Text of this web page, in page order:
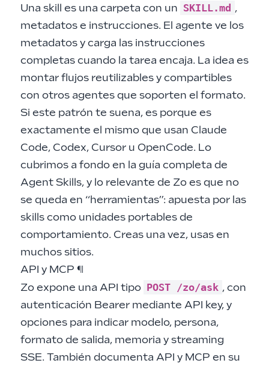
Una skill es una carpeta con un SKILL.md ,
metadatos e instrucciones. El agente ve los
metadatos y carga las instrucciones
completas cuando la tarea encaja. La idea es
montar flujos reutilizables y compartibles
con otros agentes que soporten el formato.
Si este patrón te suena, es porque es
exactamente el mismo que usan Claude
Code, Codex, Cursor u OpenCode. Lo
cubrimos a fondo en la guía completa de
Agent Skills, y lo relevante de Zo es que no
se queda en “herramientas”: apuesta por las
skills como unidades portables de
comportamiento. Creas una vez, usas en
muchos sitios.
API y MCP ¶
Zo expone una API tipo POST /zo/ask , con
autenticación Bearer mediante API key, y
opciones para indicar modelo, persona,
formato de salida, memoria y streaming
SSE. También documenta API y MCP en su